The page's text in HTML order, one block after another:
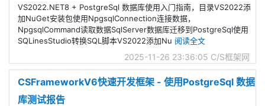
VS2022.NET8 + PostgreSql 数据库使用入门指南，目录VS2022添
加NuGet安装包使用NpgsqlConnection连接数据，
NpgsqlCommand读取数据SqlServer数据库迁移到PostgreSql使用
SQLinesStudio转换SQL脚本VS2022添加Nu 阅读全文
2025-11-26 23:36:05 C/S框架网
CSFrameworkV6快速开发框架 - 使用PostgreSql 数据
库测试报告